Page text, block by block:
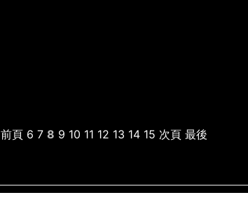
前頁 6 7 8 9 10 11 12 13 14 15 次頁 最後